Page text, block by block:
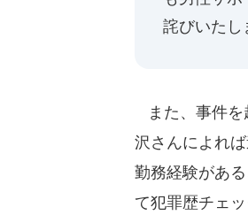
詫びいたし
また、事件を
沢さんによれ
勤務経験があ
て犯罪歴チェ